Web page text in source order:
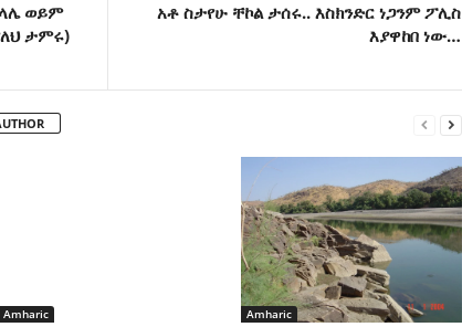
ወይም
ታምሩ)
አቶ ስታየሁ ቸኮል ታሰሩ.. እስክንድር ነጋንም ፖሊስ
እያዋከበ ነው…
Amharic Amharic